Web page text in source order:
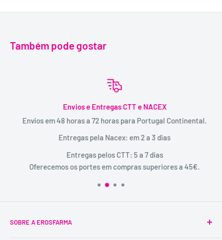
Também pode gostar
Envios e Entregas CTT e NACEX
Envios em 48 horas a 72 horas para Portugal Continental.
Entregas pela Nacex: em 2 a 3 dias
Entregas pelos CTT: 5 a 7 dias
Oferecemos os portes em compras superiores a 45€.
SOBRE A EROSFARMA